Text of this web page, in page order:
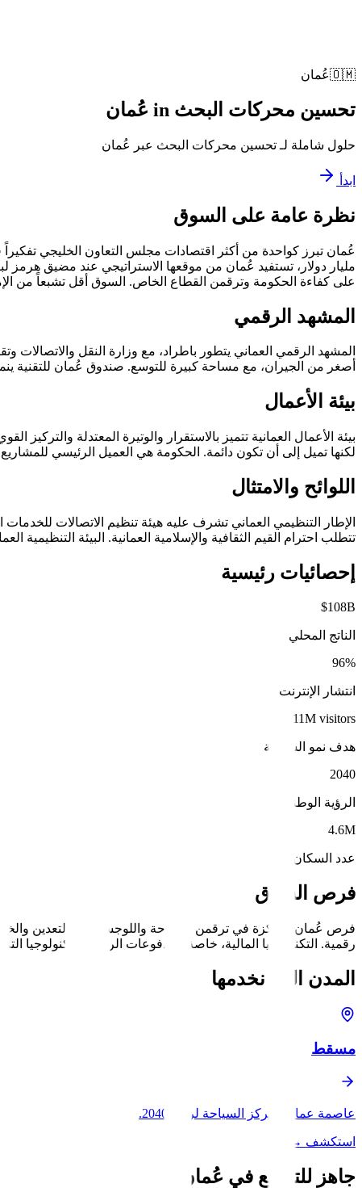
🇴🇲عُمان
تحسين محركات البحث عُمان
حلول شاملة لـ تحسين محركات البحث عبر عُمان
ابدأ
نظرة عامة على السوق
على كفاءة الحكومة وترقمن القطاع الخاص. السوق أقل تشبعاً من
المشهد الرقمي
أصغر من الجيران، مع مساحة كبيرة للتوسع. صندوق عُمان للتقنية
بيئة الأعمال
لكنها تميل إلى أن تكون دائمة. الحكومة هي العميل الرئيسي
اللوائح والامتثال
تتطلب احترام القيم الثقافية والإسلامية العمانية. البيئة التنظيمية
إحصائيات رئيسية
$108B
الناتج المحلي
96%
انتشار الإنترنت
11M visitors
هدف نمو السياحة
2040
الرؤية الوطنية
4.6M
عدد السكان
فرص السوق
رقمية. التكنولوجيا المالية، خاصة المدفوعات الرقمية وتكنولوجيا
المدن التي نخدمها
مسقط
عاصمة عمان ومركز السياحة لرؤية 2040.
استكشف →
جاهز للتوسع في عُمان